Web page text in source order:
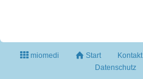
miomedi Start Kontakt
Datenschutz